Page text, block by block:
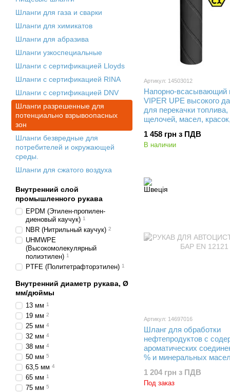
Артикул: 14503012
Напорно-всасывающий
VIPER UPE высокого
для перекачки топлива,
щелочей, масел,
внутренний диаметр Ø
максимальное рабочее
1 458 грн з ПДВ
В наличии
Артикул: 14697016
Шланг для обработки
нефтепродуктов с
ароматических
% и минеральных
максимальное рабочее
16 Бар (1,6 MPa)
1 204 грн з ПДВ
Под заказ
Шланги для газа и сварки
Шланги для химикатов
Шланги для абразива
Шланги узкоспециальные
Шланги с сертификацией Lloyds
Шланги с сертификацией RINA
Шланги с сертификацией DNV
Шланги разрешенные для
потенциально взрывоопасных
зон
Шланги безвредные для
потребителей и окружающей
среды.
Шланги для сжатого воздуха
Внутренний слой
промышленного рукава
EPDM (Этилен-пропилен-
диеновый каучук) 1
NBR (Нитрильный каучук) 2
UHMWPE
(Высокомолекулярный
полиэтилен) 1
PTFE (Политетрафторэтилен) 1
Внутренний диаметр рукава, Ø
мм/дюймы
13 мм 1
19 мм 2
25 мм 4
32 мм 4
38 мм 4
50 мм 5
63,5 мм 4
65 мм 1
75 мм 5